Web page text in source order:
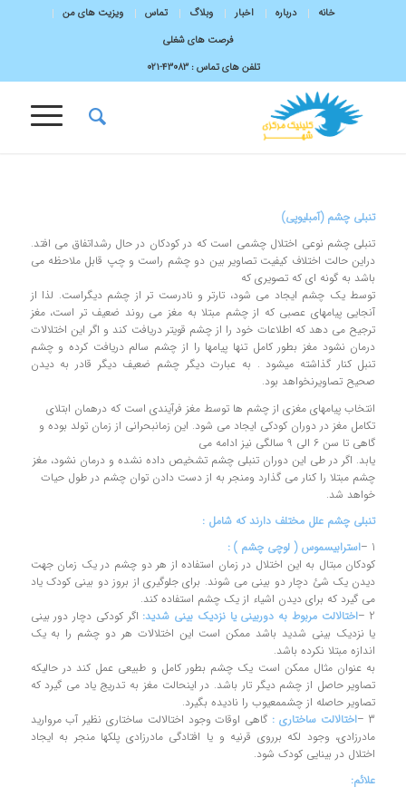
خانه درباره اخبار وبلاگ تماس
ویزیت های من
فرصت های شغلی
تلفن های تماس :43083-۰۲۱
تنبلی چشم (آمبلیوپی)
تنبلی چشم نوعی اختلال چشمی است که در کودکان در حال رشداتفاق می افتد.
دراین حالت اختلاف کیفیت تصاویر بین دو چشم راست و چپ قابل ملاحظه می
باشد به گونه ای که تصویری که
توسط یک چشم ایجاد می شود، تارتر و نادرست تر از چشم دیگراست. لذا از
آنجایی پیامهای عصبی که از چشم مبتلا به مغز می روند ضعیف تر است، مغز
ترجیح می دهد که اطلاعات خود را از چشم قویتر دریافت کند و اگر این اختلالات
درمان نشود مغز بطور کامل تنها پیامها را از چشم سالم دریافت کرده و چشم
تنبل کنار گذاشته میشود . به عبارت دیگر چشم ضعیف دیگر قادر به دیدن
صحیح تصاویرنخواهد بود.
انتخاب پیامهای مغزی از چشم ها توسط مغز فرآیندی است که درهمان ابتلای
تکامل مغز در دوران کودکی ایجاد می شود. این زمانبحرانی از زمان تولد بوده و
گاهی تا سن 6 الی 9 سالگی نیز ادامه می
یابد. اگر در طی این دوران تنبلی چشم تشخیص داده نشده و درمان نشود، مغز
چشم مبتلا را کنار می گذارد ومنجر به از دست دادن توان چشم در طول حیات
خواهد شد.
تنبلی چشم علل مختلف دارند که شامل :
1 –
استرابیسموس ( لوچی چشم ) :
کودکان مبتال به این اختلال در زمان استفاده از هر دو چشم در یک زمان جهت
دیدن یک شئ دچار دو بینی می شوند. برای جلوگیری از بروز دو بینی کودک یاد
می گیرد که برای دیدن اشیاء از یک چشم استفاده کند.
2 –
اختالالت مربوط به دوربینی یا نزدیک بینی شدید: اگر کودکی دچار دور بینی
یا نزدیک بینی شدید باشد ممکن است این اختلالات هر دو چشم را به یک
اندازه مبتلا نکرده باشد.
به عنوان مثال ممکن است یک چشم بطور کامل و طبیعی عمل کند در حالیکه
تصاویر حاصل از چشم دیگر تار باشد. در اینحالت مغز به تدریج یاد می گیرد که
تصاویر حاصله از چشممعیوب را نادیده بگیرد.
3 –
اختالالت ساختاری : گاهی اوقات وجود اختالالت ساختاری نظیر آب مروارید
مادرزادی، وجود لکه برروی قرنیه و یا افتادگی مادرزادی پلکها منجر به ایجاد
اختلال در بینایی کودک شود.
علائم: